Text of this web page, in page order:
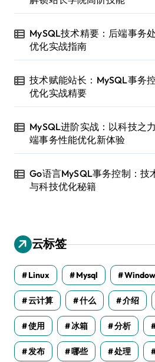
MySQL技术精要：后端事务
优化实战指南
技术赋能站长：MySQL事务
优化实战精要
MySQL进阶实战：以科技之
端事务性能优化新体验
Go语言MySQL事务控制：技
与科技优化秘籍
云标签
Linux Mysql
云计算 什么 介绍
使用 冰箱 分析
发布 哪些 处理